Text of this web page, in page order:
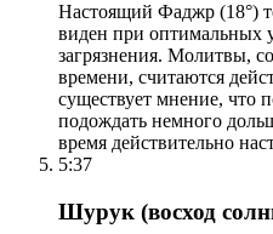
Настоящий Фаджр (18°)
виден при оптимальных
загрязнения. Молитвы,
времени, считаются
существует мнение, что
подождать немного
время действительно
5:37
Шурук (восход